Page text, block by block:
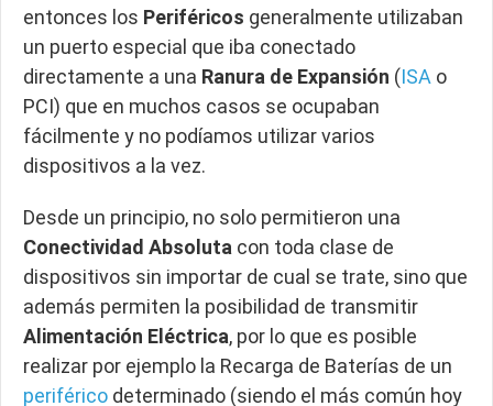
entonces los Periféricos generalmente utilizaban
un puerto especial que iba conectado
directamente a una Ranura de Expansión (ISA o
PCI) que en muchos casos se ocupaban
fácilmente y no podíamos utilizar varios
dispositivos a la vez.
Desde un principio, no solo permitieron una
Conectividad Absoluta con toda clase de
dispositivos sin importar de cual se trate, sino que
además permiten la posibilidad de transmitir
Alimentación Eléctrica, por lo que es posible
realizar por ejemplo la Recarga de Baterías de un
periférico determinado (siendo el más común hoy